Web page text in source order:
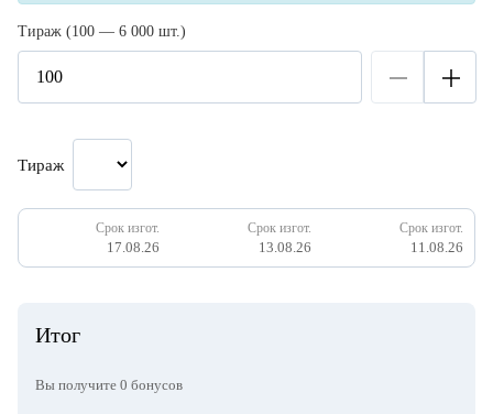
Тираж (100 — 6 000 шт.)
Тираж
Срок изгот.
17.08.26
Срок изгот.
13.08.26
Срок изгот.
11.08.26
Итог
Вы получите 0 бонусов